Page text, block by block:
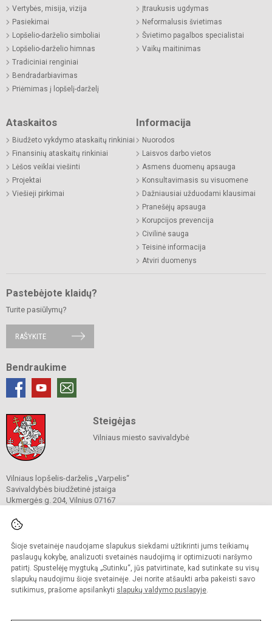
Šioje svetainėje naudojame slapukus siekdami užtikrinti jums teikiamų
paslaugų kokybę, analizuoti svetainės naudojimą ir optimizuoti naršymo
patirtį. Spustelėję mygtuką „Sutinku“, jūs patvirtinate, kad sutinkate su visų
slapukų naudojimu šioje svetainėje. Jei norite atšaukti arba pakeisti savo
sutikimus, prašome apsilankyti slapukų valdymo puslapyje.
Vertybės, misija, vizija
Pasiekimai
Lopšelio-darželio simboliai
Lopšelio-darželio himnas
Tradiciniai renginiai
Bendradarbiavimas
Priėmimas į lopšelį-darželį
Įtraukusis ugdymas
Neformalusis švietimas
Švietimo pagalbos specialistai
Vaikų maitinimas
Ataskaitos
Biudžeto vykdymo ataskaitų rinkiniai
Finansinių ataskaitų rinkiniai
Lėšos veiklai viešinti
Projektai
Viešieji pirkimai
Informacija
Nuorodos
Laisvos darbo vietos
Asmens duomenų apsauga
Konsultavimasis su visuomene
Dažniausiai užduodami klausimai
Pranešėjų apsauga
Korupcijos prevencija
Civilinė sauga
Teisinė informacija
Atviri duomenys
Pastebėjote klaidų?
Turite pasiūlymų?
RAŠYKITE
Bendraukime
Steigėjas
Vilniaus miesto savivaldybė
Vilniaus lopšelis-darželis „Varpelis“
Savivaldybės biudžetinė įstaiga
Ukmergės g. 204, Vilnius 07167
Tel. (0 5) 241 7020
El. p.
Duomenys kaupiami ir saugomi
Juridinių asmenų registre
Įmonės kodas 190030019
Kopijuoti turinį be raštiško įstaigos administracijos sutikimo griežtai draudžiama.